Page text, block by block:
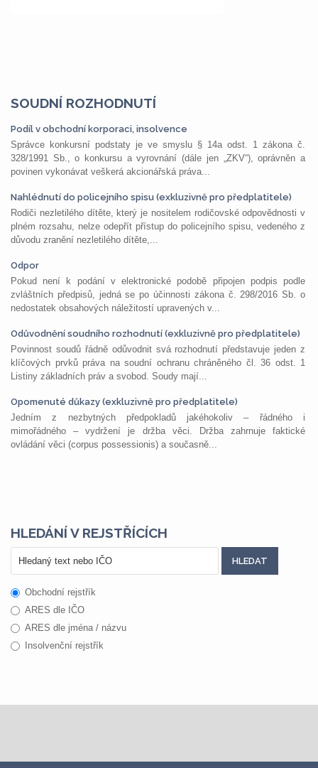
SOUDNÍ ROZHODNUTÍ
Podíl v obchodní korporaci, insolvence
Správce konkursní podstaty je ve smyslu § 14a odst. 1 zákona č.
328/1991 Sb., o konkursu a vyrovnání (dále jen „ZKV“), oprávněn a
povinen vykonávat veškerá akcionářská práva...
Nahlédnutí do policejního spisu (exkluzivně pro předplatitele)
Rodiči nezletilého dítěte, který je nositelem rodičovské odpovědnosti v
plném rozsahu, nelze odepřít přístup do policejního spisu, vedeného z
důvodu zranění nezletilého dítěte,...
Odpor
Pokud není k podání v elektronické podobě připojen podpis podle
zvláštních předpisů, jedná se po účinnosti zákona č. 298/2016 Sb. o
nedostatek obsahových náležitostí upravených v...
Odůvodnění soudního rozhodnutí (exkluzivně pro předplatitele)
Povinnost soudů řádně odůvodnit svá rozhodnutí představuje jeden z
klíčových prvků práva na soudní ochranu chráněného čl. 36 odst. 1
Listiny základních práv a svobod. Soudy mají...
Opomenuté důkazy (exkluzivně pro předplatitele)
Jedním z nezbytných předpokladů jakéhokoliv – řádného i
mimořádného – vydržení je držba věci. Držba zahrnuje faktické
ovládání věci (corpus possessionis) a současně...
HLEDÁNÍ V REJSTŘÍCÍCH
Obchodní rejstřík
ARES dle IČO
ARES dle jména / názvu
Insolvenční rejstřík